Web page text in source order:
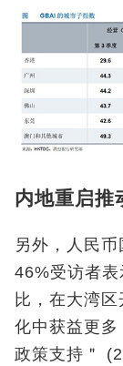
内地重启
另外，人民币
46%受访者
比，在大湾
化中获益更
政策支持＂